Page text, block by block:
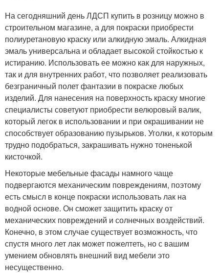
На сегодняшний день ЛДСП купить в розницу можно в
строительном магазине, а для покраски приобрести
полиуретановую краску или алкидную эмаль. Алкидная
эмаль универсальна и обладает высокой стойкостью к
истиранию. Использовать ее можно как для наружных,
так и для внутренних работ, что позволяет реализовать
безграничный полет фантазии в покраске любых
изделий. Для нанесения на поверхность краску многие
специалисты советуют приобрести велюровый валик,
который легок в использовании и при окрашивании не
способствует образованию пузырьков. Уголки, к которым
трудно подобраться, закрашивать нужно тоненькой
кисточкой.
Некоторые мебельные фасады намного чаще
подвергаются механическим повреждениям, поэтому
есть смысл в конце покраски использовать лак на
водной основе. Он сможет защитить краску от
механических повреждений и солнечных воздействий.
Конечно, в этом случае существует возможность, что
спустя много лет лак может пожелтеть, но с вашим
умением обновлять внешний вид мебели это
несущественно.